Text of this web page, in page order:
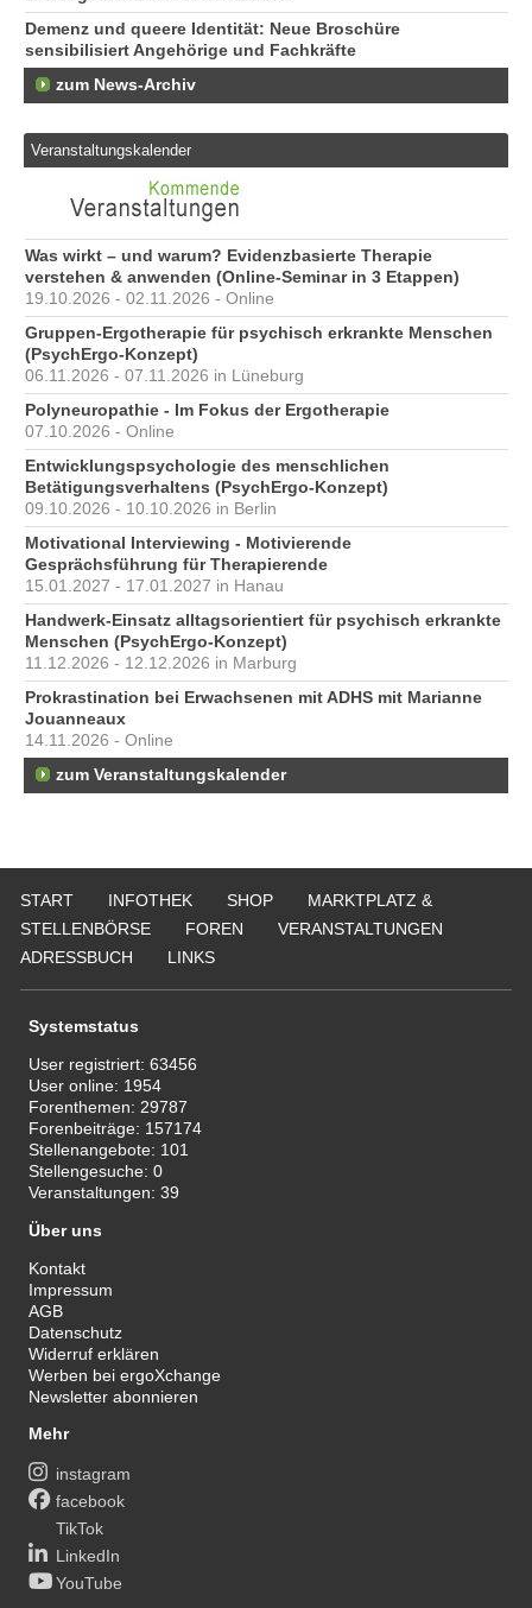
Demenz und queere Identität: Neue Broschüre
sensibilisiert Angehörige und Fachkräfte
zum News-Archiv
Veranstaltungskalender
Was wirkt – und warum? Evidenzbasierte Therapie
verstehen & anwenden (Online-Seminar in 3 Etappen)
19.10.2026 - 02.11.2026 - Online
Gruppen-Ergotherapie für psychisch erkrankte Menschen
(PsychErgo-Konzept)
06.11.2026 - 07.11.2026 in Lüneburg
Polyneuropathie - Im Fokus der Ergotherapie
07.10.2026 - Online
Entwicklungspsychologie des menschlichen
Betätigungsverhaltens (PsychErgo-Konzept)
09.10.2026 - 10.10.2026 in Berlin
Motivational Interviewing - Motivierende
Gesprächsführung für Therapierende
15.01.2027 - 17.01.2027 in Hanau
Handwerk-Einsatz alltagsorientiert für psychisch erkrankte
Menschen (PsychErgo-Konzept)
11.12.2026 - 12.12.2026 in Marburg
Prokrastination bei Erwachsenen mit ADHS mit Marianne
Jouanneaux
14.11.2026 - Online
zum Veranstaltungskalender
START INFOTHEK SHOP
MARKTPLATZ &
STELLENBÖRSE
FOREN
VERANSTALTUNGEN
ADRESSBUCH
LINKS
Systemstatus
User registriert:63456
User online: 1954
Forenthemen: 29787
Forenbeiträge: 157174
Stellenangebote: 101
Stellengesuche:0
Veranstaltungen:39
Über uns
Kontakt
Impressum
AGB
Datenschutz
Widerruf erklären
Werben bei ergoXchange
Newsletter abonnieren
Mehr
instagram
facebook
TikTok
LinkedIn
YouTube